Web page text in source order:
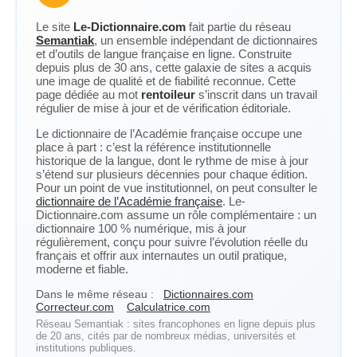
Le site Le-Dictionnaire.com fait partie du réseau
Semantiak, un ensemble indépendant de dictionnaires
et d’outils de langue française en ligne. Construite
depuis plus de 30 ans, cette galaxie de sites a acquis
une image de qualité et de fiabilité reconnue. Cette
page dédiée au mot rentoileur s’inscrit dans un travail
régulier de mise à jour et de vérification éditoriale.
Le dictionnaire de l’Académie française occupe une
place à part : c’est la référence institutionnelle
historique de la langue, dont le rythme de mise à jour
s’étend sur plusieurs décennies pour chaque édition.
Pour un point de vue institutionnel, on peut consulter le
dictionnaire de l’Académie française. Le-
Dictionnaire.com assume un rôle complémentaire : un
dictionnaire 100 % numérique, mis à jour
régulièrement, conçu pour suivre l’évolution réelle du
français et offrir aux internautes un outil pratique,
moderne et fiable.
Dans le même réseau :
Dictionnaires.com
Correcteur.com
Calculatrice.com
Réseau Semantiak : sites francophones en ligne depuis plus
de 20 ans, cités par de nombreux médias, universités et
institutions publiques.